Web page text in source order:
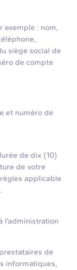
: nom,
siège social de
de compte
et numéro de
de dix (10)
de votre
applicable
l’administration
de
informatiques,